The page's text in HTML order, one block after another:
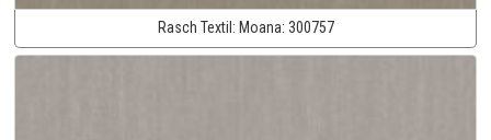
Rasch Textil: Moana: 300757